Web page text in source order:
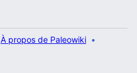
À propos de Paleowiki